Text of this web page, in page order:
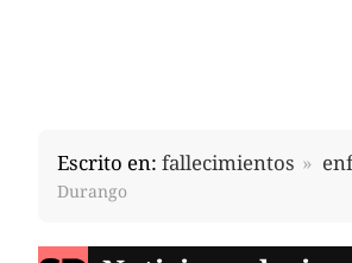
Escrito en: fallecimientos
Durango